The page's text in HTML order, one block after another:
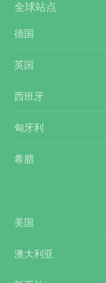
全球站点
德国
英国
西班牙
匈牙利
希腊
美国
澳大利亚